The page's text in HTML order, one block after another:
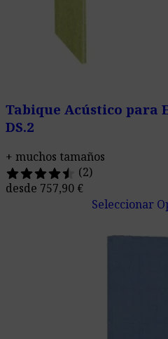
Tabique Acústico para
DS.2
+ muchos tamaños
(2)
desde 757,90 €
Seleccionar